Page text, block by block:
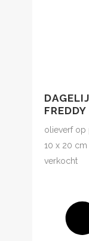
FREDDY
olieverf op
10 x 20 cm
verkocht